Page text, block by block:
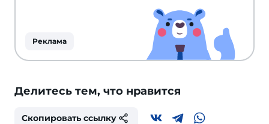
Реклама
Делитесь тем, что нравится
Скопировать ссылку